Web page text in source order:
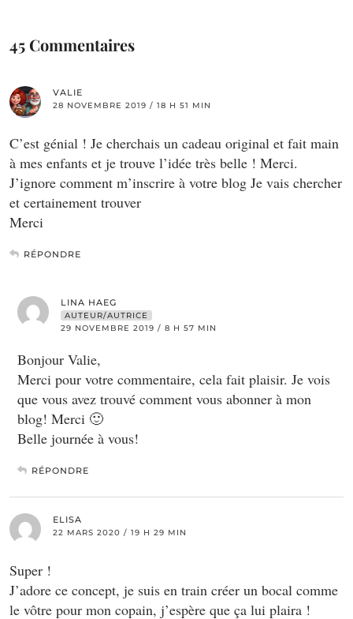
45 Commentaires
VALIE
28 NOVEMBRE 2019 / 18 H 51 MIN
C’est génial ! Je cherchais un cadeau original et fait main
à mes enfants et je trouve l’idée très belle ! Merci.
J’ignore comment m’inscrire à votre blog Je vais chercher
et certainement trouver
Merci
RÉPONDRE
LINA HAEG
AUTEUR/AUTRICE
29 NOVEMBRE 2019 / 8 H 57 MIN
Bonjour Valie,
Merci pour votre commentaire, cela fait plaisir. Je vois
que vous avez trouvé comment vous abonner à mon
blog! Merci 🙂
Belle journée à vous!
RÉPONDRE
ELISA
22 MARS 2020 / 19 H 29 MIN
Super !
J’adore ce concept, je suis en train créer un bocal comme
le vôtre pour mon copain, j’espère que ça lui plaira !